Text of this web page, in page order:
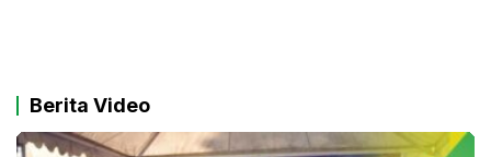
Berita Video